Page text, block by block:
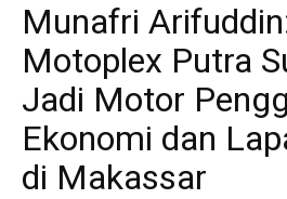
Munafri
Motoplex Putra
Jadi Motor
Ekonomi dan
di Makassar